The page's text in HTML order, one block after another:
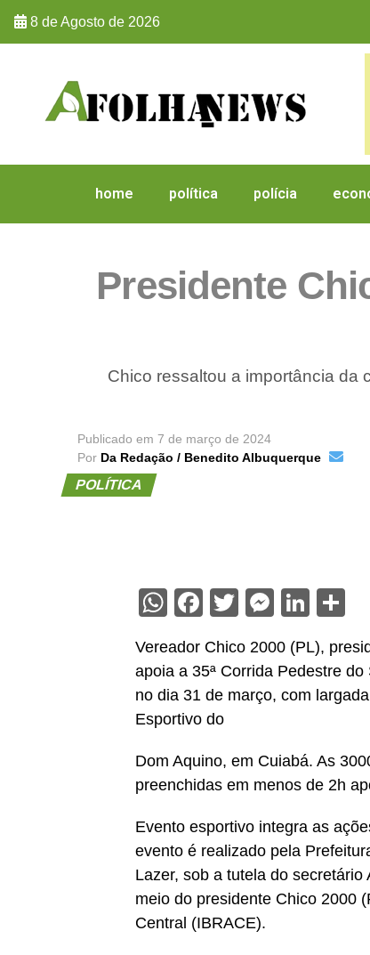
8 de Agosto de 2026
home política polícia
Presidente
Chico ressaltou a importância da
Publicado em 7 de março de 2024
Por Da Redação / Benedito Albuquerque
POLÍTICA
WhatsApp
Facebook
Twitter
Vereador Chico 2000 (PL),
apoia a 35ª Corrida Pedestre
no dia 31 de março, com
Esportivo do
Dom Aquino, em Cuiabá. As
preenchidas em menos de 2h
Evento esportivo integra as
evento é realizado pela
Lazer, sob a tutela do
meio do presidente Chico 2000
Central (IBRACE).